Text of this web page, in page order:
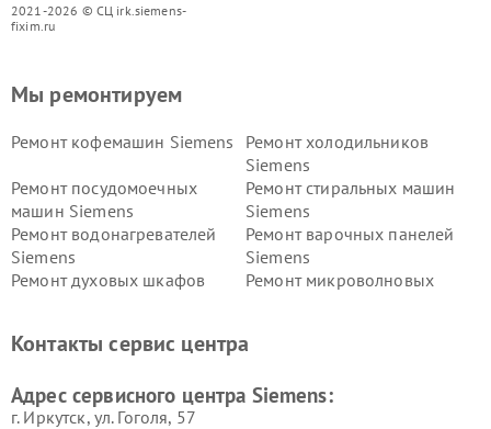
2021-2026 © СЦ irk.siemens-
fixim.ru
Мы ремонтируем
Ремонт кофемашин Siemens
Ремонт холодильников
Siemens
Ремонт посудомоечных
машин Siemens
Ремонт стиральных машин
Siemens
Ремонт водонагревателей
Siemens
Ремонт варочных панелей
Siemens
Ремонт духовых шкафов
Ремонт микроволновых
Siemens
Siemens
Siemens
Siemens
Контакты сервис центра
Адрес сервисного центра Siemens:
г. Иркутск, ул. ​Гоголя, 57